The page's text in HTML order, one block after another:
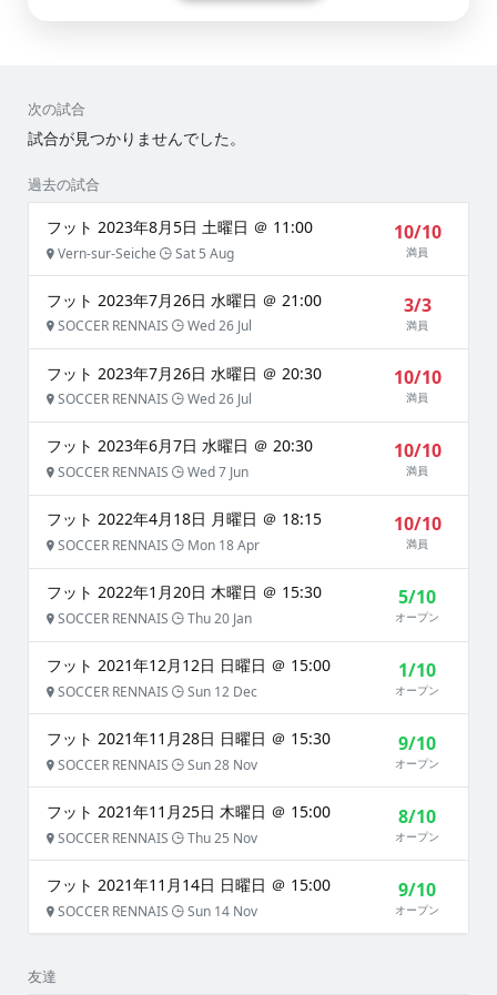
次の試合
試合が見つかりませんでした。
過去の試合
フット 2023年8月5日 土曜日 ＠ 11:00
Vern-sur-Seiche Sat 5 Aug
10/10
満員
フット 2023年7月26日 水曜日 ＠ 21:00
SOCCER RENNAIS Wed 26 Jul
3/3
満員
フット 2023年7月26日 水曜日 ＠ 20:30
SOCCER RENNAIS Wed 26 Jul
10/10
満員
フット 2023年6月7日 水曜日 ＠ 20:30
SOCCER RENNAIS Wed 7 Jun
10/10
満員
フット 2022年4月18日 月曜日 ＠ 18:15
SOCCER RENNAIS Mon 18 Apr
10/10
満員
フット 2022年1月20日 木曜日 ＠ 15:30
SOCCER RENNAIS Thu 20 Jan
5/10
オープン
フット 2021年12月12日 日曜日 ＠ 15:00
SOCCER RENNAIS Sun 12 Dec
1/10
オープン
フット 2021年11月28日 日曜日 ＠ 15:30
SOCCER RENNAIS Sun 28 Nov
9/10
オープン
フット 2021年11月25日 木曜日 ＠ 15:00
SOCCER RENNAIS Thu 25 Nov
8/10
オープン
フット 2021年11月14日 日曜日 ＠ 15:00
SOCCER RENNAIS Sun 14 Nov
9/10
オープン
友達